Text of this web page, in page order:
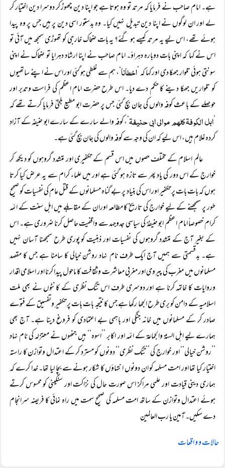
ہے۔ امام صاحب نے فرمایا کہ مرتد تو وہ ہوتا ہے جو اپنا دین چھوڑ کر دوسرا دین اختیار کر
لے اور ان لوگوں نے اپنا دین تبدیل نہیں کیا۔ وہ بدستور اسی دین پر ہیں جس پر وہ پیدا
ہوئے تھے، اس لیے یہ مرتد کیسے ہو گئے؟ یہ بات ضحاک خارجی کو تھوڑی سمجھ میں آئی تو
اس نے کہا کہ اپنی بات دوبارہ دہراؤ۔ امام صاحب نے اپنا ارشاد دہرایا تو ضحاک نے اپنی
سونتی ہوئی تلوار جھکا دی اور کہا کہ ’ اخطانا‘، ہم سے غلطی ہو گئی اور اس نے اپنے ساتھیوں
کو تلواریں جھکا دینے کا حکم دے دیا۔ اس طرح حضرت امام اعظم کی فراست وتدبر اور
حوصلے کے باعث کوفہ والوں کی جان بچ گئی جس پر حضرت ابو مطیع بلخیؒ فرمایا کرتے تھے کہ
’اہل الکوفۃ کلہم موالی ابی حنیفۃ‘، کوفہ والے سارے کے سارے ابو حنیفہ کے آزاد
کردہ غلام ہیں، اس لیے کہ ان کی وجہ سے کوفہ والوں کی جان بچ گئی ہے۔
عالم اسلام کے مختلف حصوں میں اس قسم کے تکفیری اور متشدد گروہوں کو دیکھ کر
خوارج کے اس دور کی یاد پھر سے تازہ ہو گئی ہے اور میں علماء کرام سے یہ عرض کیا کرتا
ہوں کہ بات بات پر تکفیر اور اس کی بنیاد پر بے گناہ مسلمانوں کے قتل عام کی نفسیات کو صحیح
طور پر سمجھنے کے لیے خوارج کی تاریخ کا مطالعہ اوران کے مقابلے میں اہل سنت کے ائمہ
کرام خصوصاً امام اعظم ابو حنیفہؒ کی سیاسی جدوجہد سے واقفیت حاصل کرنا ضروری ہے۔ اس
کے بغیر آج کے متشدد گروہوں کی نفسیات اور ذہنیت کو پوری طرح سمجھنا آسان نہیں
ہے۔ بدقسمتی سے ہمیں آج ایک طرف نام نہاد روشن خیالی کا سامنا ہے جس کا مقصد
مسلمانوں میں مغرب کی پیروی اور مغربی معاشرت وثقافت کا ماحول پیدا کرنا اور اسلامی اقدار
وروایات کا خاتمہ کرنا ہے اور دوسری طرف اس تنگ نظری کے کانٹوں نے بھی ملت
اسلامیہ کے دامن کو بری طرح الجھا رکھا ہے جس کا نتیجہ بات بات پر تکفیر وتفسیق کے فتوے
صادر کر کے مسلمانوں میں خانہ جنگی اور باہمی بے اعتمادی کو فروغ دینا ہے۔ آج بھی
ہمارے لیے اہل السنۃ والجماعۃ کے ائمہ اور اکابر ’’اسوہ‘‘ ہیں جنھوں نے معتزلہ کی نام نہاد
’’روشن خیالی‘‘ اور خوارج کی ’’تنگ نظری‘‘ دونوں کو مسترد کر کے اعتدال وتوازن کا راستہ
اختیار کیا تھا اور امت مسلمہ کو ان دونوں انتہاؤں کا شکار ہونے سے بچا لیا تھا۔ خدا کرے کہ
ہماری دینی قیادت اور علمی مراکز اس صورت حال کی نزاکت اور سنگینی کو محسوس کرتے
ہوئے اعتدال وتوازن کے ساتھ امت مسلمہ کی صحیح سمت میں راہ نمائی کا فریضہ سرانجام
دے سکیں۔ آمین یا رب العالمین
حالات و واقعات